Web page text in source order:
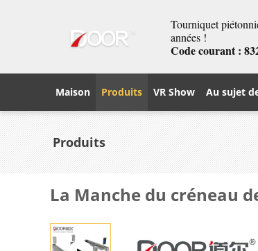
Tourniquet
années !
Code courant :
Maison Produits VR Show Au sujet
Produits
La Manche du créneau